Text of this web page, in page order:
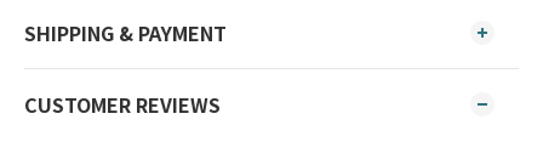
SHIPPING & PAYMENT
CUSTOMER REVIEWS